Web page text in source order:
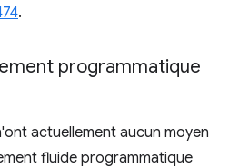
.
programmatique
actuellement aucun moyen
fluide programmatique